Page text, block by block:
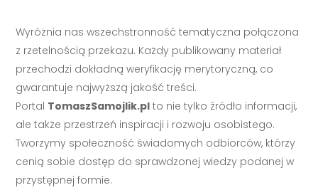
Wyróżnia nas wszechstronność tematyczna połączona
z rzetelnością przekazu. Każdy publikowany materiał
przechodzi dokładną weryfikację merytoryczną, co
gwarantuje najwyższą jakość treści.
Portal TomaszSamojlik.pl to nie tylko źródło informacji,
ale także przestrzeń inspiracji i rozwoju osobistego.
Tworzymy społeczność świadomych odbiorców, którzy
cenią sobie dostęp do sprawdzonej wiedzy podanej w
przystępnej formie.